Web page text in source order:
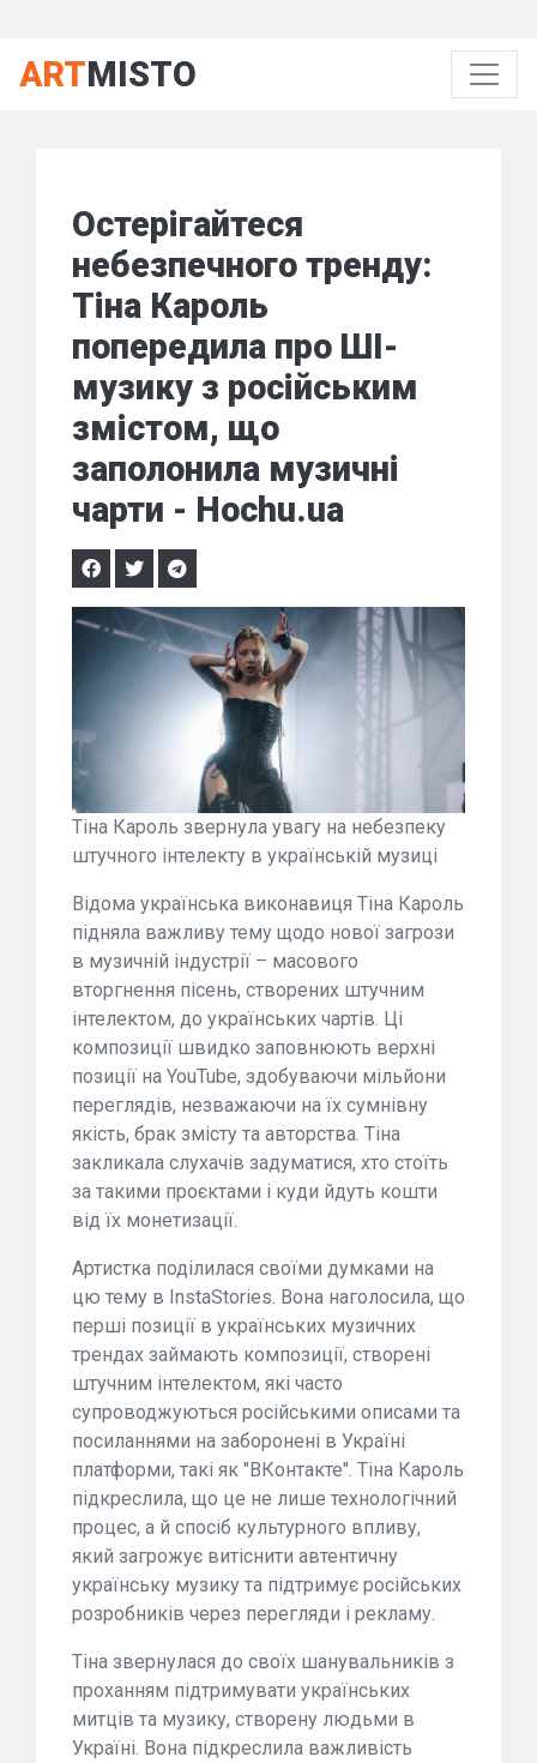
ARTMISTO
Остерігайтеся
небезпечного тренду:
Тіна Кароль
попередила про ШІ-
музику з російським
змістом, що
заполонила музичні
чарти - Hochu.ua
Тіна Кароль звернула увагу на небезпеку
штучного інтелекту в українській музиці
Відома українська виконавиця Тіна Кароль
підняла важливу тему щодо нової загрози
в музичній індустрії – масового
вторгнення пісень, створених штучним
інтелектом, до українських чартів. Ці
композиції швидко заповнюють верхні
позиції на YouTube, здобуваючи мільйони
переглядів, незважаючи на їх сумнівну
якість, брак змісту та авторства. Тіна
закликала слухачів задуматися, хто стоїть
за такими проєктами і куди йдуть кошти
від їх монетизації.
Артистка поділилася своїми думками на
цю тему в InstaStories. Вона наголосила, що
перші позиції в українських музичних
трендах займають композиції, створені
штучним інтелектом, які часто
супроводжуються російськими описами та
посиланнями на заборонені в Україні
платформи, такі як "ВКонтакте". Тіна Кароль
підкреслила, що це не лише технологічний
процес, а й спосіб культурного впливу,
який загрожує витіснити автентичну
українську музику та підтримує російських
розробників через перегляди і рекламу.
Тіна звернулася до своїх шанувальників з
проханням підтримувати українських
митців та музику, створену людьми в
Україні. Вона підкреслила важливість